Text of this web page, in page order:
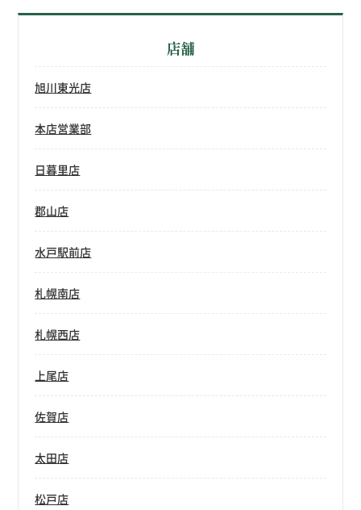
店舗
旭川東光店
本店営業部
日暮里店
郡山店
水戸駅前店
札幌南店
札幌西店
上尾店
佐賀店
太田店
松戸店